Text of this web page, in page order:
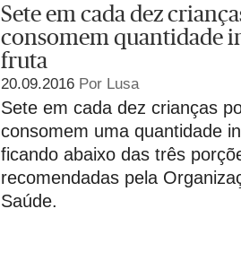
Sete em cada dez
consomem quantidade
fruta
20.09.2016 Por Lusa
Sete em cada dez crianças
consomem uma quantidade
ficando abaixo das três
recomendadas pela
Saúde.